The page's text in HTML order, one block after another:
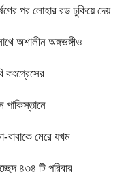
পর লোহার রড ঢুকিয়ে দেয়
অশালীন অঙ্গভঙ্গীও
কংগ্রেসের
পাকিস্তানে
বাবাকে মেরে যখম
৪৩৪ টি পরিবার